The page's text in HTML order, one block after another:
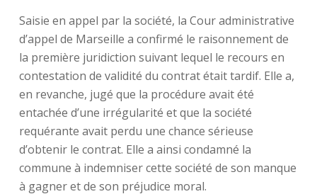
Saisie en appel par la société, la Cour administrative
d’appel de Marseille a confirmé le raisonnement de
la première juridiction suivant lequel le recours en
contestation de validité du contrat était tardif. Elle a,
en revanche, jugé que la procédure avait été
entachée d’une irrégularité et que la société
requérante avait perdu une chance sérieuse
d’obtenir le contrat. Elle a ainsi condamné la
commune à indemniser cette société de son manque
à gagner et de son préjudice moral.